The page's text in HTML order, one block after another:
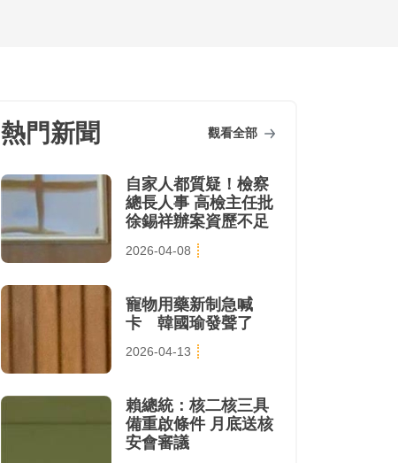
熱門新聞 觀看全部
自家人都質疑！檢察
總長人事 高檢主任批
徐錫祥辦案資歷不足
2026-04-08
寵物用藥新制急喊
卡 韓國瑜發聲了
2026-04-13
賴總統：核二核三具
備重啟條件 月底送核
安會審議